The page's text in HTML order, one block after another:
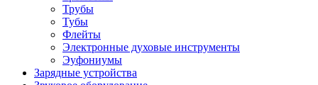
Трубы
Тубы
Флейты
Электронные духовые инструменты
Эуфониумы
Зарядные устройства